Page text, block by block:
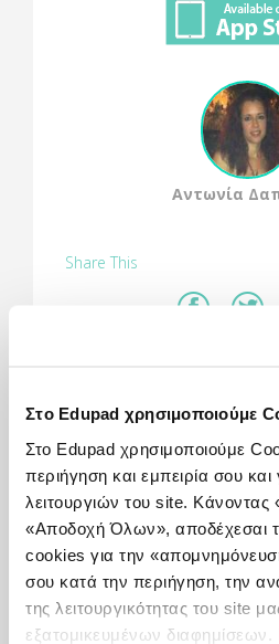
Στο Edupad χρησιμοποιούμε
Στο Edupad χρησιμοποιούμε
περιήγηση και εμπειρία σου
λειτουργιών του site. Κάνοντας
«Αποδοχή Όλων», αποδέχεσαι
cookies για την
σου κατά την περιήγηση, την
της λειτουργικότητας του site
εξατομικευμένων
Αντωνία
Share This
Πώς
ζωάκια των
ζωγραφίζουν, παίζουν
παρατηρητικότητας ενώ
τους ήχους και τις
Τι μας άρεσε:
Είναι πολύ ευχάριστοι οι